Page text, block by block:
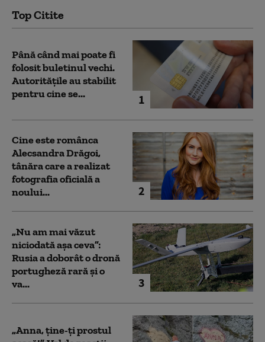
Top Citite
1
Până când mai poate fi
folosit buletinul vechi.
Autoritățile au stabilit
pentru cine se...
2
Cine este românca
Alecsandra Drăgoi,
tânăra care a realizat
fotografia oficială a
noului...
3
„Nu am mai văzut
niciodată așa ceva”:
Rusia a doborât o dronă
portugheză rară și o
va...
„Anna, ţine-ţi prostul